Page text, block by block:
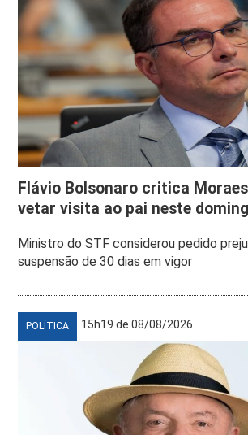
Flávio Bolsonaro critica
vetar visita ao pai neste
Ministro do STF considerou pedido
suspensão de 30 dias em vigor
POLÍTICA 15h19 de 08/08/2026